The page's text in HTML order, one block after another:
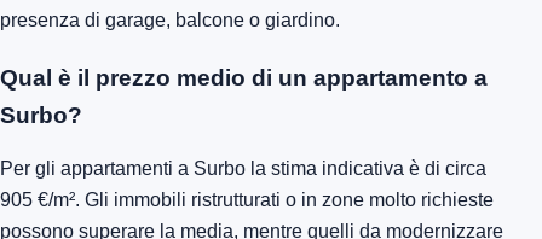
presenza di garage, balcone o giardino.
Qual è il prezzo medio di un appartamento a
Surbo?
Per gli appartamenti a Surbo la stima indicativa è di circa
905 €/m². Gli immobili ristrutturati o in zone molto richieste
possono superare la media, mentre quelli da modernizzare